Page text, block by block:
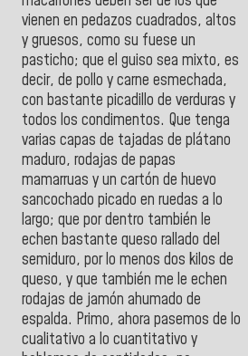
vienen en pedazos cuadrados, altos
y gruesos, como su fuese un
pasticho; que el guiso sea mixto, es
decir, de pollo y carne esmechada,
con bastante picadillo de verduras y
todos los condimentos. Que tenga
varias capas de tajadas de plátano
maduro, rodajas de papas
mamarruas y un cartón de huevo
sancochado picado en ruedas a lo
largo; que por dentro también le
echen bastante queso rallado del
semiduro, por lo menos dos kilos de
queso, y que también me le echen
rodajas de jamón ahumado de
espalda. Primo, ahora pasemos de lo
cualitativo a lo cuantitativo y